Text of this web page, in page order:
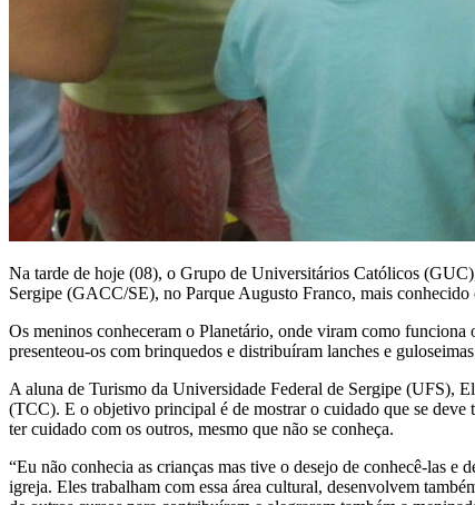
Na tarde de hoje (08), o Grupo de Universitários Católicos
Sergipe (GACC/SE), no Parque Augusto Franco, mais conhecido
Os meninos conheceram o Planetário, onde viram como
presenteou-os com brinquedos e distribuíram lanches e
A aluna de Turismo da Universidade Federal de Sergipe (UFS),
(TCC). E o objetivo principal é de mostrar o cuidado que se deve
ter cuidado com os outros, mesmo que não se conheça.
“Eu não conhecia as crianças mas tive o desejo de conhecê-las
igreja. Eles trabalham com essa área cultural, desenvolvem